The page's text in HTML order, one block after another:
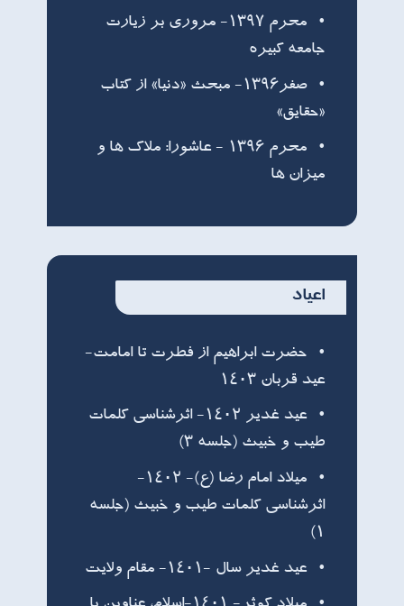
محرم ۱۳۹۷- مروری بر زيارت
جامعه كبيره
صفر۱۳۹۶- مبحث «دنیا» از کتاب
«حقایق»
محرم ۱۳۹۶ - عاشورا: ملاک ها و
میزان ها
اعیاد
حضرت ابراهیم از فطرت تا امامت-
عید قربان ۱۴۰۳
عید غدیر ۱۴۰۲- اثرشناسی کلمات
طیب و خبیث (جلسه ۳)
میلاد امام رضا (ع)- ۱۴۰۲-
اثرشناسی کلمات طیب و خبیث (جلسه
۱)
عید غدیر سال -۱۴۰۱- مقام ولایت